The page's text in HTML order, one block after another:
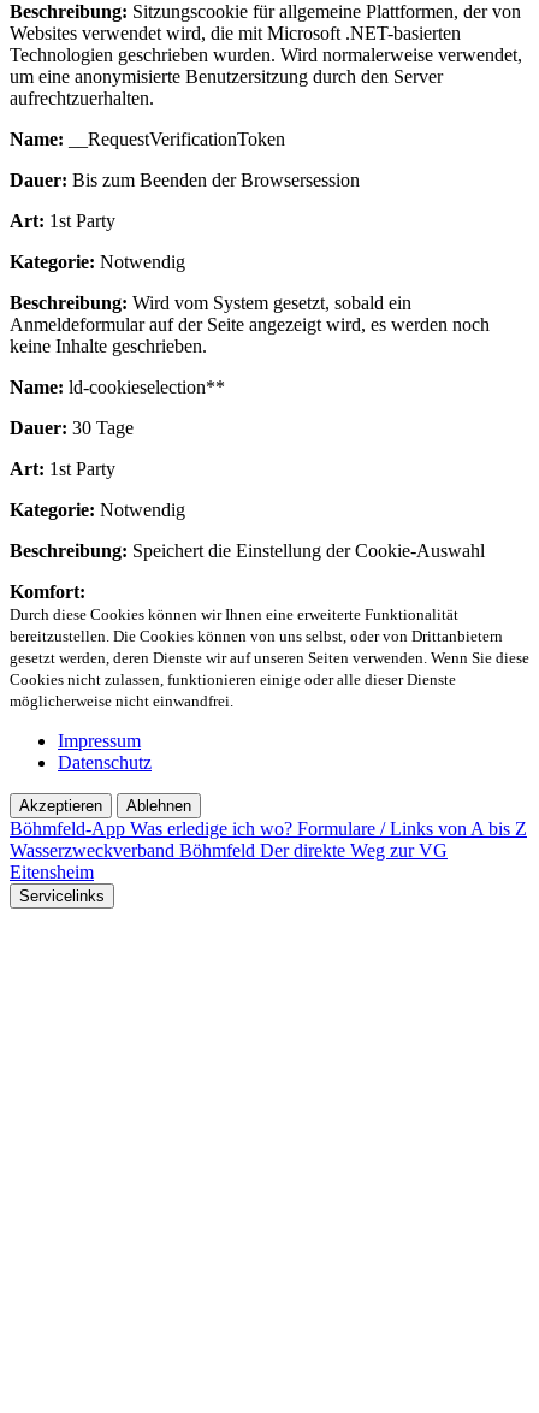
Beschreibung: Sitzungscookie für allgemeine Plattformen, der von
Websites verwendet wird, die mit Microsoft .NET-basierten
Technologien geschrieben wurden. Wird normalerweise verwendet,
um eine anonymisierte Benutzersitzung durch den Server
aufrechtzuerhalten.
Name: __RequestVerificationToken
Dauer: Bis zum Beenden der Browsersession
Art: 1st Party
Kategorie: Notwendig
Beschreibung: Wird vom System gesetzt, sobald ein
Anmeldeformular auf der Seite angezeigt wird, es werden noch
keine Inhalte geschrieben.
Name: ld-cookieselection**
Dauer: 30 Tage
Art: 1st Party
Kategorie: Notwendig
Beschreibung: Speichert die Einstellung der Cookie-Auswahl
Komfort:
Durch diese Cookies können wir Ihnen eine erweiterte Funktionalität
bereitzustellen. Die Cookies können von uns selbst, oder von Drittanbietern
gesetzt werden, deren Dienste wir auf unseren Seiten verwenden. Wenn Sie diese
Cookies nicht zulassen, funktionieren einige oder alle dieser Dienste
möglicherweise nicht einwandfrei.
Impressum
Datenschutz
Akzeptieren Ablehnen
Böhmfeld-App Was erledige ich wo? Formulare / Links von A bis Z
Wasserzweckverband Böhmfeld Der direkte Weg zur VG
Eitensheim
Servicelinks